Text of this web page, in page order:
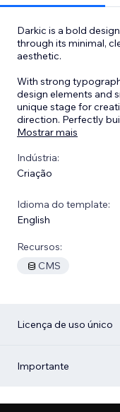
Darkic is a bold
through its minimal,
aesthetic.
With strong
design elements and
unique stage for
direction. Perfectly
Mostrar mais
Indústria:
Criação
Idioma do template:
English
Recursos:
CMS
Licença de uso único
Importante